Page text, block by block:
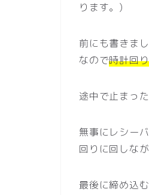
ります。)
前にも書きま
なので時計回
途中で止まっ
無事にレシー
回りに回しな
最後に締め込